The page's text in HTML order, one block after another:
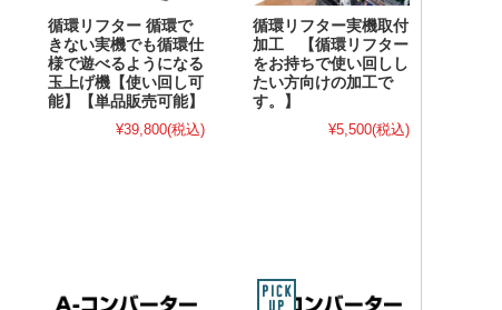
循環リフター 循環で
きない実機でも循環仕
様で遊べるようになる
玉上げ機【使い回し可
能】【単品販売可能】
¥39,800(税込)
循環リフター実機取付
加工 【循環リフター
をお持ちで使い回しし
たい方向けの加工で
す。】
¥5,500(税込)